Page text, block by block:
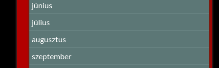
június
július
augusztus
szeptember